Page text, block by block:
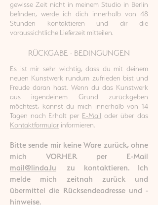
gewisse Zeit nicht in meinem Studio in Berlin
befinden, werde ich dich innerhalb von 48
Stunden kontaktieren und dir die
voraussichtliche Lieferzeit mitteilen.
RÜCKGABE · BEDINGUNGEN
Es ist mir sehr wichtig, dass du mit deinem
neuen Kunstwerk rundum zufrieden bist und
Freude daran hast. Wenn du das Kunstwerk
aus irgendeinem Grund zurückgeben
möchtest, kannst du mich innerhalb von 14
Tagen nach Erhalt per E-Mail oder über das
Kontaktformular informieren.
Bitte sende mir keine Ware zurück, ohne
mich VORHER per E-Mail
mail@linda.lu zu kontaktieren. Ich
melde mich zeitnah zurück und
übermittel die Rücksendeadresse und -
hinweise.